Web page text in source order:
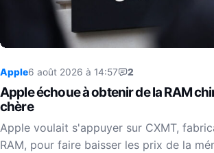
Apple6 août 2026 à 14:57 2
Apple échoue à obtenir de la RAM
chère
Apple voulait s'appuyer sur CXMT,
RAM, pour faire baisser les prix de la